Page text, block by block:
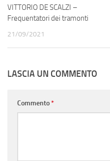
VITTORIO DE SCALZI –
Frequentatori dei tramonti
21/09/2021
LASCIA UN COMMENTO
Commento*